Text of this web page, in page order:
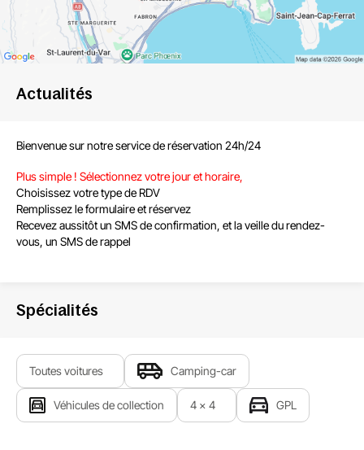
Actualités
Bienvenue sur notre service de réservation 24h/24
Plus simple ! Sélectionnez votre jour et horaire,
Choisissez votre type de RDV
Remplissez le formulaire et réservez
Recevez aussitôt un SMS de confirmation, et la veille du rendez-
vous, un SMS de rappel
Spécialités
Toutes voitures Camping-car
Véhicules de collection 4 x 4 GPL